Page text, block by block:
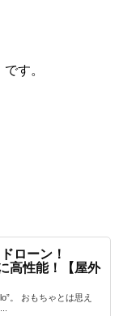
す。
ローン！
高性能！【屋外
。 おもちゃとは思え